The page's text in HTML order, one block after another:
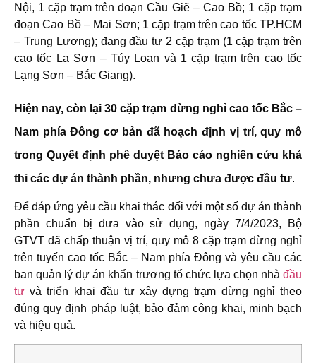
Nội, 1 cặp trạm trên đoạn Cầu Giẽ – Cao Bồ; 1 cặp trạm
đoạn Cao Bồ – Mai Sơn; 1 cặp trạm trên cao tốc TP.HCM
– Trung Lương); đang đầu tư 2 cặp trạm (1 cặp trạm trên
cao tốc La Sơn – Túy Loan và 1 cặp trạm trên cao tốc
Lạng Sơn – Bắc Giang).
Hiện nay, còn lại 30 cặp trạm dừng nghỉ cao tốc Bắc –
Nam phía Đông cơ bản đã hoạch định vị trí, quy mô
trong Quyết định phê duyệt Báo cáo nghiên cứu khả
thi các dự án thành phần, nhưng chưa được đầu tư.
Để đáp ứng yêu cầu khai thác đối với một số dự án thành
phần chuẩn bị đưa vào sử dụng, ngày 7/4/2023, Bộ
GTVT đã chấp thuận vị trí, quy mô 8 cặp trạm dừng nghỉ
trên tuyến cao tốc Bắc – Nam phía Đông và yêu cầu các
ban quản lý dự án khẩn trương tổ chức lựa chọn nhà đầu
tư và triển khai đầu tư xây dựng trạm dừng nghỉ theo
đúng quy định pháp luật, bảo đảm công khai, minh bạch
và hiệu quả.